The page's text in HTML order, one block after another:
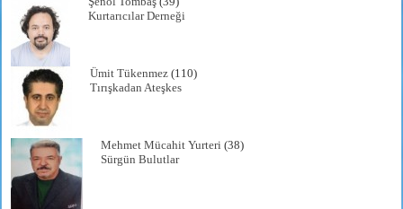
Kurtarıcılar Derneği
Ümit Tükenmez (110)
Tırışkadan Ateşkes
Mehmet Mücahit Yurteri (38)
Sürgün Bulutlar